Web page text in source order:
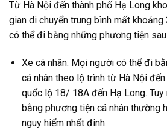
Từ Hà Nội đến thành phố Hạ Long
gian di chuyển trung bình mất khoảng
có thể đi bằng những phương tiện
Xe cá nhân: Mọi người có thể đi
cá nhân theo lộ trình từ Hà Nội
quốc lộ 18/ 18A đến Hạ Long. Tuy
bằng phương tiện cá nhân thường
nguy hiểm nhất đinh.